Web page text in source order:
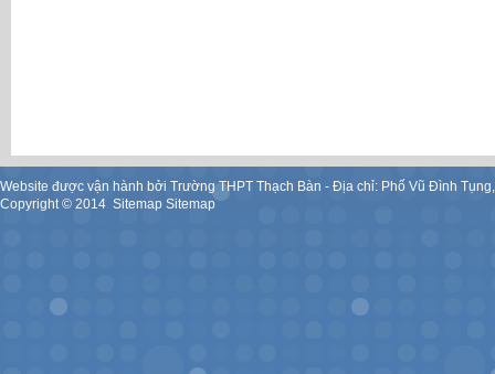
Website được vận hành bởi Trường THPT Thạch Bàn - Địa chỉ: Phố Vũ Đình
Copyright © 2014. Sitemap Sitemap